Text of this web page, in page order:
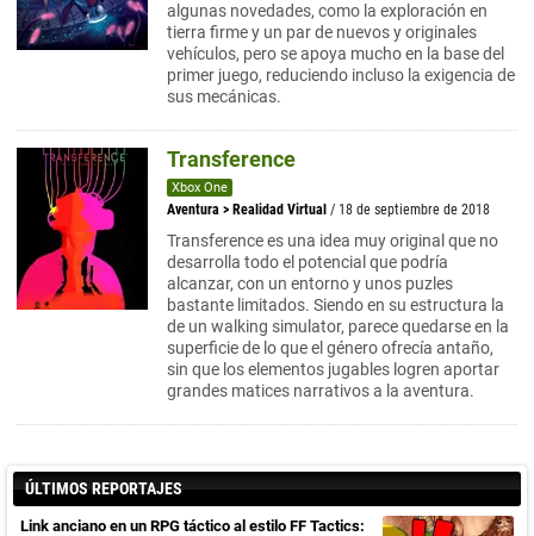
algunas novedades, como la exploración en
tierra firme y un par de nuevos y originales
vehículos, pero se apoya mucho en la base del
primer juego, reduciendo incluso la exigencia de
sus mecánicas.
Transference
Xbox One
Aventura > Realidad Virtual / 18 de septiembre de 2018
Transference es una idea muy original que no
desarrolla todo el potencial que podría
alcanzar, con un entorno y unos puzles
bastante limitados. Siendo en su estructura la
de un walking simulator, parece quedarse en la
superficie de lo que el género ofrecía antaño,
sin que los elementos jugables logren aportar
grandes matices narrativos a la aventura.
ÚLTIMOS REPORTAJES
Link anciano en un RPG táctico al estilo FF Tactics: